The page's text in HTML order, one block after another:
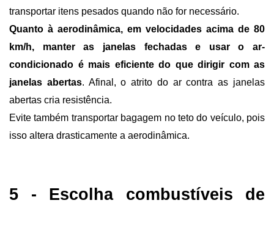
transportar itens pesados quando não for necessário.
Quanto à aerodinâmica, em velocidades acima de 80
km/h, manter as janelas fechadas e usar o ar-
condicionado é mais eficiente do que dirigir com as
janelas abertas. Afinal, o atrito do ar contra as janelas
abertas cria resistência.
Evite também transportar bagagem no teto do veículo, pois
isso altera drasticamente a aerodinâmica.
5 - Escolha combustíveis de